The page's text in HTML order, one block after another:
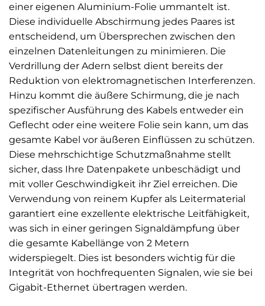
einer eigenen Aluminium-Folie ummantelt ist.
Diese individuelle Abschirmung jedes Paares ist
entscheidend, um Übersprechen zwischen den
einzelnen Datenleitungen zu minimieren. Die
Verdrillung der Adern selbst dient bereits der
Reduktion von elektromagnetischen Interferenzen.
Hinzu kommt die äußere Schirmung, die je nach
spezifischer Ausführung des Kabels entweder ein
Geflecht oder eine weitere Folie sein kann, um das
gesamte Kabel vor äußeren Einflüssen zu schützen.
Diese mehrschichtige Schutzmaßnahme stellt
sicher, dass Ihre Datenpakete unbeschädigt und
mit voller Geschwindigkeit ihr Ziel erreichen. Die
Verwendung von reinem Kupfer als Leitermaterial
garantiert eine exzellente elektrische Leitfähigkeit,
was sich in einer geringen Signaldämpfung über
die gesamte Kabellänge von 2 Metern
widerspiegelt. Dies ist besonders wichtig für die
Integrität von hochfrequenten Signalen, wie sie bei
Gigabit-Ethernet übertragen werden.